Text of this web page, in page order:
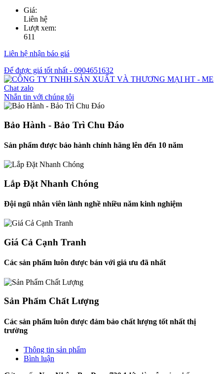
Giá:
Liên hệ
Lượt xem:
611
Liên hệ nhận báo giá
Để được giá tốt nhất - 0904651632
Chat zalo
Nhắn tin với chúng tôi
Bảo Hành - Bảo Trì Chu Đáo
Sản phẩm được bảo hành chính hãng lên đến 10 năm
Lắp Đặt Nhanh Chóng
Đội ngũ nhân viên lành nghề nhiều năm kinh nghiệm
Giá Cả Cạnh Tranh
Các sản phẩm luôn được bán với giá ưu đã nhất
Sản Phẩm Chất Lượng
Các sản phẩm luôn được đảm bảo chất lượng tốt nhất thị
trường
Thông tin sản phẩm
Bình luận